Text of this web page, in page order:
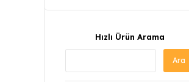
Hızlı Ürün Arama
Ara